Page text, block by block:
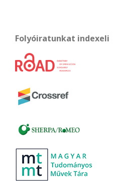
Folyóiratunkat indexeli